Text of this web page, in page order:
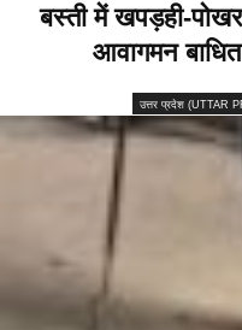
बस्ती में खपड़ही-
आवागमन
उत्तर प्रदेश (UTTAR